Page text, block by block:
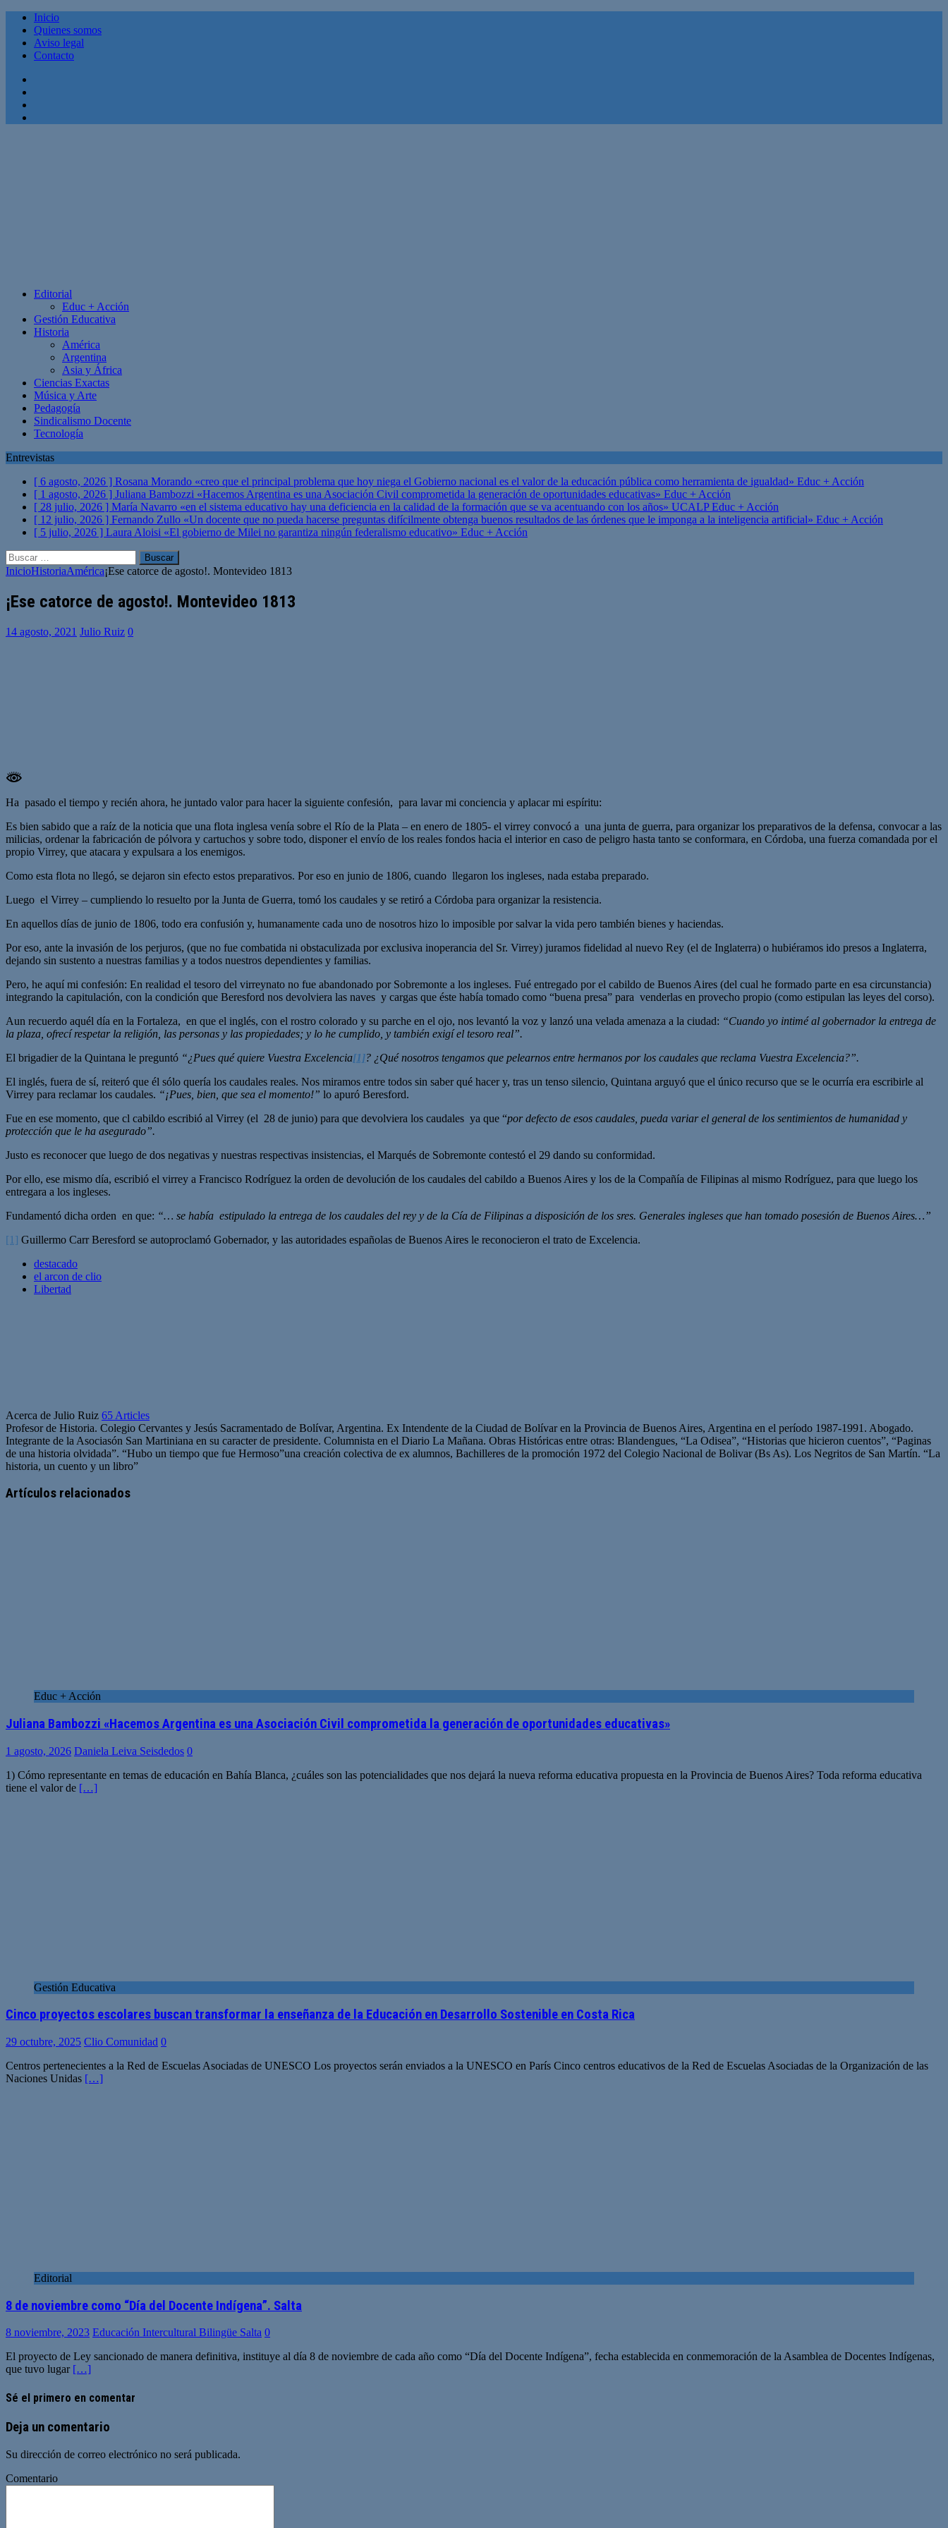
Inicio
Quienes somos
Aviso legal
Contacto
Editorial
Educ + Acción
Gestión Educativa
Historia
América
Argentina
Asia y África
Ciencias Exactas
Música y Arte
Pedagogía
Sindicalismo Docente
Tecnología
Entrevistas
[ 6 agosto, 2026 ] Rosana Morando «creo que el principal problema que hoy niega el Gobierno nacional es el valor de la educación pública como herramienta de igualdad» Educ + Acción
[ 1 agosto, 2026 ] Juliana Bambozzi «Hacemos Argentina es una Asociación Civil comprometida la generación de oportunidades educativas» Educ + Acción
[ 28 julio, 2026 ] María Navarro «en el sistema educativo hay una deficiencia en la calidad de la formación que se va acentuando con los años» UCALPEduc + Acción
[ 12 julio, 2026 ] Fernando Zullo «Un docente que no pueda hacerse preguntas difícilmente obtenga buenos resultados de las órdenes que le imponga a la inteligencia artificial» Educ + Acción
[ 5 julio, 2026 ] Laura Aloisi «El gobierno de Milei no garantiza ningún federalismo educativo» Educ + Acción
Buscar:
InicioHistoriaAmérica¡Ese catorce de agosto!. Montevideo 1813
¡Ese catorce de agosto!. Montevideo 1813
14 agosto, 2021 Julio Ruiz 0
Ha pasado el tiempo y recién ahora, he juntado valor para hacer la siguiente confesión, para lavar mi conciencia y aplacar mi espíritu:
Es bien sabido que a raíz de la noticia que una flota inglesa venía sobre el Río de la Plata – en enero de 1805- el virrey convocó a una junta de guerra, para organizar los preparativos de la defensa, convocar a las
milicias, ordenar la fabricación de pólvora y cartuchos y sobre todo, disponer el envío de los reales fondos hacia el interior en caso de peligro hasta tanto se conformara, en Córdoba, una fuerza comandada por el
propio Virrey, que atacara y expulsara a los enemigos.
Como esta flota no llegó, se dejaron sin efecto estos preparativos. Por eso en junio de 1806, cuando llegaron los ingleses, nada estaba preparado.
Luego el Virrey – cumpliendo lo resuelto por la Junta de Guerra, tomó los caudales y se retiró a Córdoba para organizar la resistencia.
En aquellos días de junio de 1806, todo era confusión y, humanamente cada uno de nosotros hizo lo imposible por salvar la vida pero también bienes y haciendas.
Por eso, ante la invasión de los perjuros, (que no fue combatida ni obstaculizada por exclusiva inoperancia del Sr. Virrey) juramos fidelidad al nuevo Rey (el de Inglaterra) o hubiéramos ido presos a Inglaterra,
dejando sin sustento a nuestras familias y a todos nuestros dependientes y familias.
Pero, he aquí mi confesión: En realidad el tesoro del virreynato no fue abandonado por Sobremonte a los ingleses. Fué entregado por el cabildo de Buenos Aires (del cual he formado parte en esa circunstancia)
integrando la capitulación, con la condición que Beresford nos devolviera las naves y cargas que éste había tomado como “buena presa” para venderlas en provecho propio (como estipulan las leyes del corso).
Aun recuerdo aquél día en la Fortaleza, en que el inglés, con el rostro colorado y su parche en el ojo, nos levantó la voz y lanzó una velada amenaza a la ciudad: “Cuando yo intimé al gobernador la entrega de
la plaza, ofrecí respetar la religión, las personas y las propiedades; y lo he cumplido, y también exigí el tesoro real”.
El brigadier de la Quintana le preguntó “¿Pues qué quiere Vuestra Excelencia[1]? ¿Qué nosotros tengamos que pelearnos entre hermanos por los caudales que reclama Vuestra Excelencia?”.
El inglés, fuera de sí, reiteró que él sólo quería los caudales reales. Nos miramos entre todos sin saber qué hacer y, tras un tenso silencio, Quintana arguyó que el único recurso que se le ocurría era escribirle al
Virrey para reclamar los caudales. “¡Pues, bien, que sea el momento!” lo apuró Beresford.
Fue en ese momento, que cl cabildo escribió al Virrey (el 28 de junio) para que devolviera los caudales ya que “por defecto de esos caudales, pueda variar el general de los sentimientos de humanidad y
protección que le ha asegurado”.
Justo es reconocer que luego de dos negativas y nuestras respectivas insistencias, el Marqués de Sobremonte contestó el 29 dando su conformidad.
Por ello, ese mismo día, escribió el virrey a Francisco Rodríguez la orden de devolución de los caudales del cabildo a Buenos Aires y los de la Compañía de Filipinas al mismo Rodríguez, para que luego los
entregara a los ingleses.
Fundamentó dicha orden en que: “… se había estipulado la entrega de los caudales del rey y de la Cía de Filipinas a disposición de los sres. Generales ingleses que han tomado posesión de Buenos Aires…”
[1] Guillermo Carr Beresford se autoproclamó Gobernador, y las autoridades españolas de Buenos Aires le reconocieron el trato de Excelencia.
destacado
el arcon de clio
Libertad
Acerca de Julio Ruiz 65 Articles
Profesor de Historia. Colegio Cervantes y Jesús Sacramentado de Bolívar, Argentina. Ex Intendente de la Ciudad de Bolívar en la Provincia de Buenos Aires, Argentina en el período 1987-1991. Abogado.
Integrante de la Asociasón San Martiniana en su caracter de presidente. Columnista en el Diario La Mañana. Obras Históricas entre otras: Blandengues, “La Odisea”, “Historias que hicieron cuentos”, “Paginas
de una historia olvidada”. “Hubo un tiempo que fue Hermoso”una creación colectiva de ex alumnos, Bachilleres de la promoción 1972 del Colegio Nacional de Bolivar (Bs As). Los Negritos de San Martín. “La
historia, un cuento y un libro”
Artículos relacionados
Educ + Acción
Juliana Bambozzi «Hacemos Argentina es una Asociación Civil comprometida la generación de oportunidades educativas»
1 agosto, 2026 Daniela Leiva Seisdedos 0
1) Cómo representante en temas de educación en Bahía Blanca, ¿cuáles son las potencialidades que nos dejará la nueva reforma educativa propuesta en la Provincia de Buenos Aires? Toda reforma educativa
tiene el valor de […]
Gestión Educativa
Cinco proyectos escolares buscan transformar la enseñanza de la Educación en Desarrollo Sostenible en Costa Rica
29 octubre, 2025 Clio Comunidad 0
Centros pertenecientes a la Red de Escuelas Asociadas de UNESCO Los proyectos serán enviados a la UNESCO en París Cinco centros educativos de la Red de Escuelas Asociadas de la Organización de las
Naciones Unidas […]
Editorial
8 de noviembre como “Día del Docente Indígena”. Salta
8 noviembre, 2023 Educación Intercultural Bilingüe Salta 0
El proyecto de Ley sancionado de manera definitiva, instituye al día 8 de noviembre de cada año como “Día del Docente Indígena”, fecha establecida en conmemoración de la Asamblea de Docentes Indígenas,
que tuvo lugar […]
Sé el primero en comentar
Deja un comentario
Su dirección de correo electrónico no será publicada.
Comentario